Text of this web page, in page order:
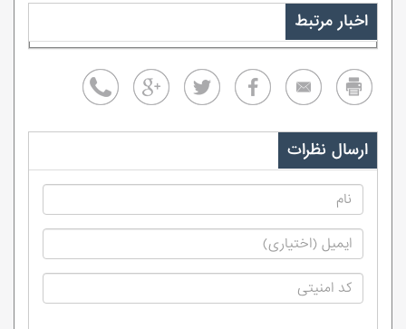
اخبار مرتبط
ارسال نظرات